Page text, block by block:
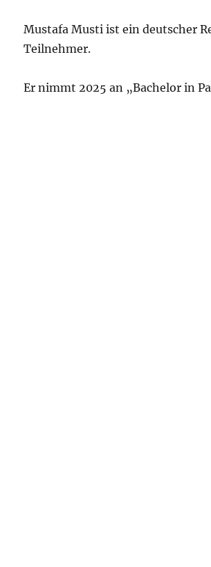
Mustafa Musti ist ein deutscher
Teilnehmer.
Er nimmt 2025 an „Bachelor in